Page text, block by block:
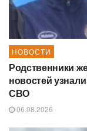
НОВОСТИ
Родственники
новостей
СВО
06.08.2026